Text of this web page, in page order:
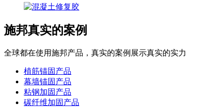
施邦真实的案例
全球都在使用施邦产品，真实的案例展示真实的实力
植筋锚固产品
幕墙锚固产品
粘钢加固产品
碳纤维加固产品